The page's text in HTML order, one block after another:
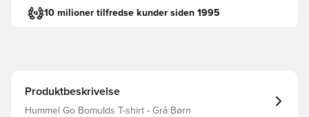
10 milioner tilfredse kunder siden 1995
Produktbeskrivelse
Hummel Go Bomulds T-shirt - Grå Børn